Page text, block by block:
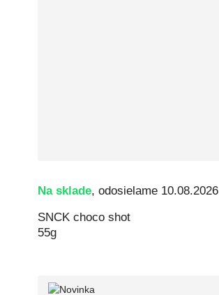
Na sklade, odosielame 10.08.2026
SNCK choco shot
55g